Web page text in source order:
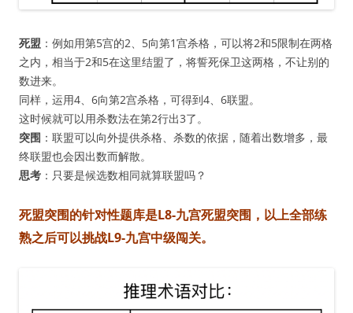
死盟 ：例如用第5宫的2、5向第1宫杀格，可以将2和5限制在两格
之内，相当于2和5在这里结盟了，将誓死保卫这两格，不让别的
数进来。
同样，运用4、6向第2宫杀格，可得到4、6联盟。
这时候就可以用杀数法在第2行出3了。
突围 ：联盟可以向外提供杀格、杀数的依据，随着出数增多，最
终联盟也会因出数而解散。
思考 ：只要是候选数相同就算联盟吗？
死盟突围的针对性题库是L8-九宫死盟突围，以上全部练
熟之后可以挑战L9-九宫中级闯关。